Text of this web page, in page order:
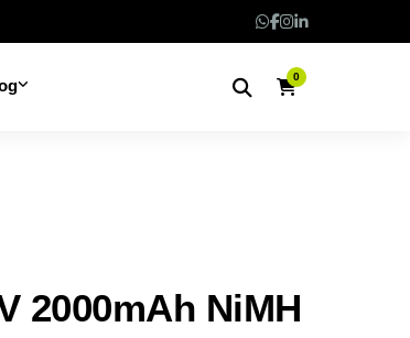
0
2000mAh NiMH